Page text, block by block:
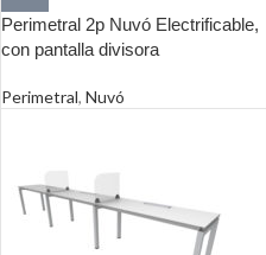
Perimetral 2p Nuvó Electrificable,
con pantalla divisora
Perimetral, Nuvó